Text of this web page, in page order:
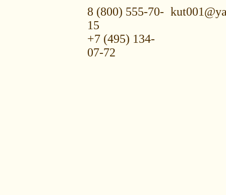
8 (800) 555-70-
15
+7 (495) 134-
07-72